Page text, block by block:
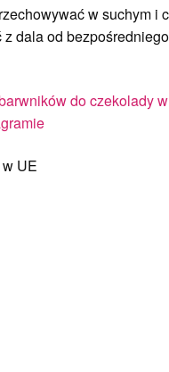
w suchym i
dala od
do czekolady
UE